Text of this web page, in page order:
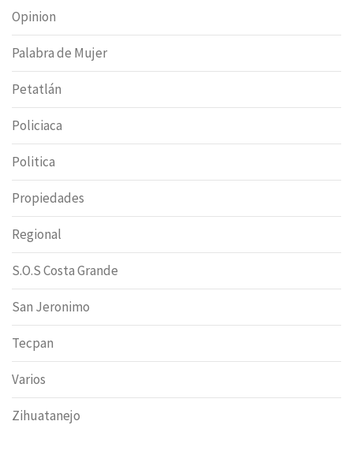
Opinion
Palabra de Mujer
Petatlán
Policiaca
Politica
Propiedades
Regional
S.O.S Costa Grande
San Jeronimo
Tecpan
Varios
Zihuatanejo